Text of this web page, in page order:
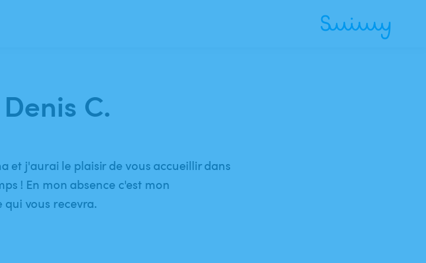
C.
et j'aurai le plaisir de vous accueillir dans
! En mon absence c'est mon
vous recevra.